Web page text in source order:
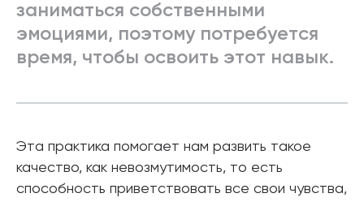
заниматься собственными
эмоциями, поэтому потребуется
время, чтобы освоить этот навык.
Эта практика помогает нам развить такое
качество, как невозмутимость, то есть
способность приветствовать все свои чувства,